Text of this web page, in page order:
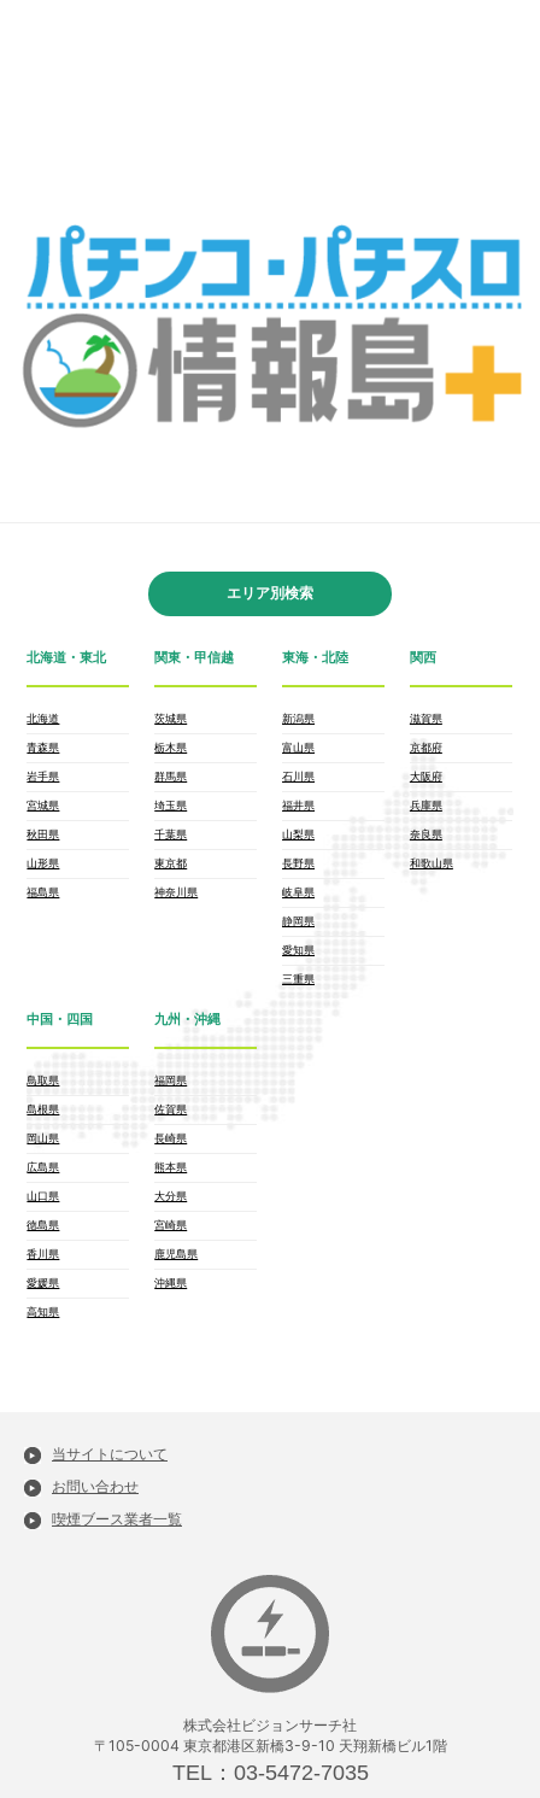
エリア別検索
北海道・東北
北海道
青森県
岩手県
宮城県
秋田県
山形県
福島県
関東・甲信越
茨城県
栃木県
群馬県
埼玉県
千葉県
東京都
神奈川県
東海・北陸
新潟県
富山県
石川県
福井県
山梨県
長野県
岐阜県
静岡県
愛知県
三重県
関西
滋賀県
京都府
大阪府
兵庫県
奈良県
和歌山県
中国・四国
鳥取県
島根県
岡山県
広島県
山口県
徳島県
香川県
愛媛県
高知県
九州・沖縄
福岡県
佐賀県
長崎県
熊本県
大分県
宮崎県
鹿児島県
沖縄県
当サイトについて
お問い合わせ
喫煙ブース業者一覧
株式会社ビジョンサーチ社
〒105-0004 東京都港区新橋3-9-10 天翔新橋ビル1階
TEL：03-5472-7035